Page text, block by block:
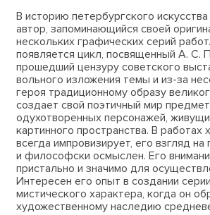
В историю петербургского
автор, запоминающийся своей
нескольких графических серий
появляется цикл, посвященный А. С.
прошедший цензуру советского
вольного изложения темы и из-за
героя традиционному образу
создает свой поэтичный мир
одухотворенных персонажей,
картинного пространства. В работах
всегда импровизирует, его взгляд на
и философски осмыслен. Его
пристально и значимо для
Интересен его опыт в создании
мистического характера, когда он
художественному наследию